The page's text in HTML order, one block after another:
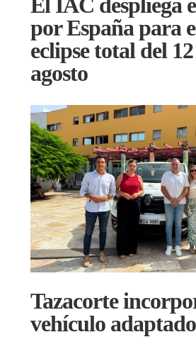
por España para
eclipse total del
agosto
Tazacorte
vehículo